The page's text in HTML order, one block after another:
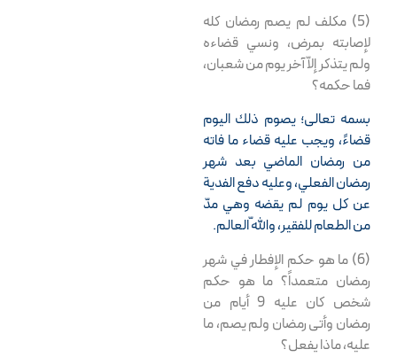
(5) مكلف لم يصم رمضان كله
لإصابته بمرض، ونسي قضاءه
ولم يتذكر إلاّ آخر يوم من شعبان،
فما حكمه؟
بسمه تعالى؛ يصوم ذلك اليوم
قضاءً، ويجب عليه قضاء ما فاته
من رمضان الماضي بعد شهر
رمضان الفعلي، وعليه دفع الفدية
عن كل يوم لم يقضه وهي مدّ
من الطعام للفقير، واللّه العالم.
(6) ما هو حكم الإفطار في شهر
رمضان متعمداً؟ ما هو حكم
شخص كان عليه 9 أيام من
رمضان وأتى رمضان ولم يصم، ما
عليه، ماذا يفعل؟